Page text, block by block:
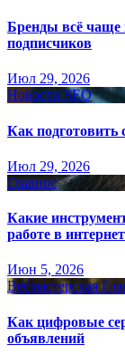
Бренды всё чаще
подписчиков
Июл 29, 2026
Новости SEO
Как подготовить
Июл 29, 2026
Главное
Какие
работе в
Июн 5, 2026
Вебмастерская
Как цифровые
объявлений